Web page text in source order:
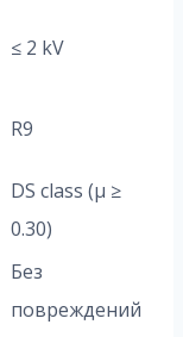
≤ 2 kV
R9
DS class (µ ≥
0.30)
Без
повреждений